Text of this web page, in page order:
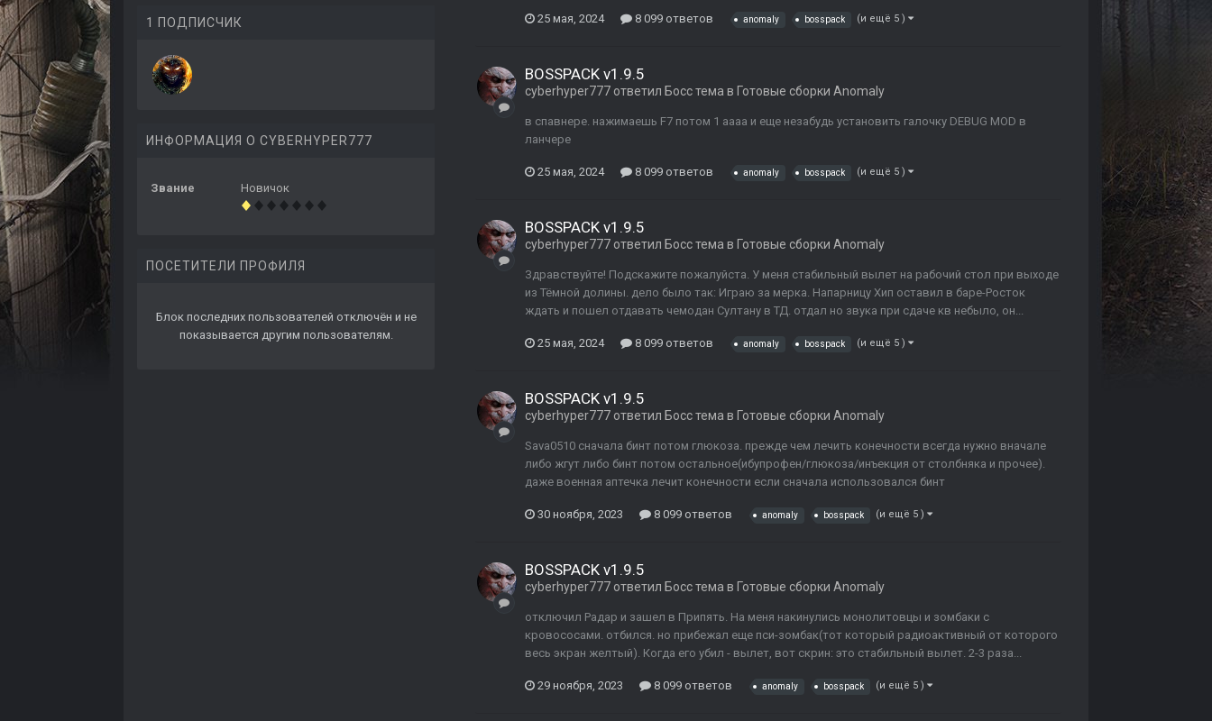
1 ПОДПИСЧИК
ИНФОРМАЦИЯ О CYBERHYPER777
Звание Новичок
ПОСЕТИТЕЛИ ПРОФИЛЯ
Блок последних пользователей отключён и не
показывается другим пользователям.
25 мая, 2024 8 099 ответов anomaly bosspack (и ещё 5 )
BOSSPACK v1.9.5
cyberhyper777 ответил Босстема в Готовые сборки Anomaly
в спавнере. нажимаешь F7 потом 1 аааа и еще незабудь установить галочку DEBUG MOD в
ланчере
25 мая, 2024 8 099 ответов anomaly bosspack (и ещё 5 )
BOSSPACK v1.9.5
cyberhyper777 ответил Босстема в Готовые сборки Anomaly
Здравствуйте! Подскажите пожалуйста. У меня стабильный вылет на рабочий стол при выходе
из Тёмной долины. дело было так: Играю за мерка. Напарницу Хип оставил в баре-Росток
ждать и пошел отдавать чемодан Султану в ТД. отдал но звука при сдаче кв небыло, он...
25 мая, 2024 8 099 ответов anomaly bosspack (и ещё 5 )
BOSSPACK v1.9.5
cyberhyper777 ответил Босстема в Готовые сборки Anomaly
Sava0510 сначала бинт потом глюкоза. прежде чем лечить конечности всегда нужно вначале
либо жгут либо бинт потом остальное(ибупрофен/глюкоза/инъекция от столбняка и прочее).
даже военная аптечка лечит конечности если сначала использовался бинт
30 ноября, 2023 8 099 ответов anomaly bosspack (и ещё 5 )
BOSSPACK v1.9.5
cyberhyper777 ответил Босстема в Готовые сборки Anomaly
отключил Радар и зашел в Припять. На меня накинулись монолитовцы и зомбаки с
кровососами. отбился. но прибежал еще пси-зомбак(тот который радиоактивный от которого
весь экран желтый). Когда его убил - вылет, вот скрин: это стабильный вылет. 2-3 раза...
29 ноября, 2023 8 099 ответов anomaly bosspack (и ещё 5 )